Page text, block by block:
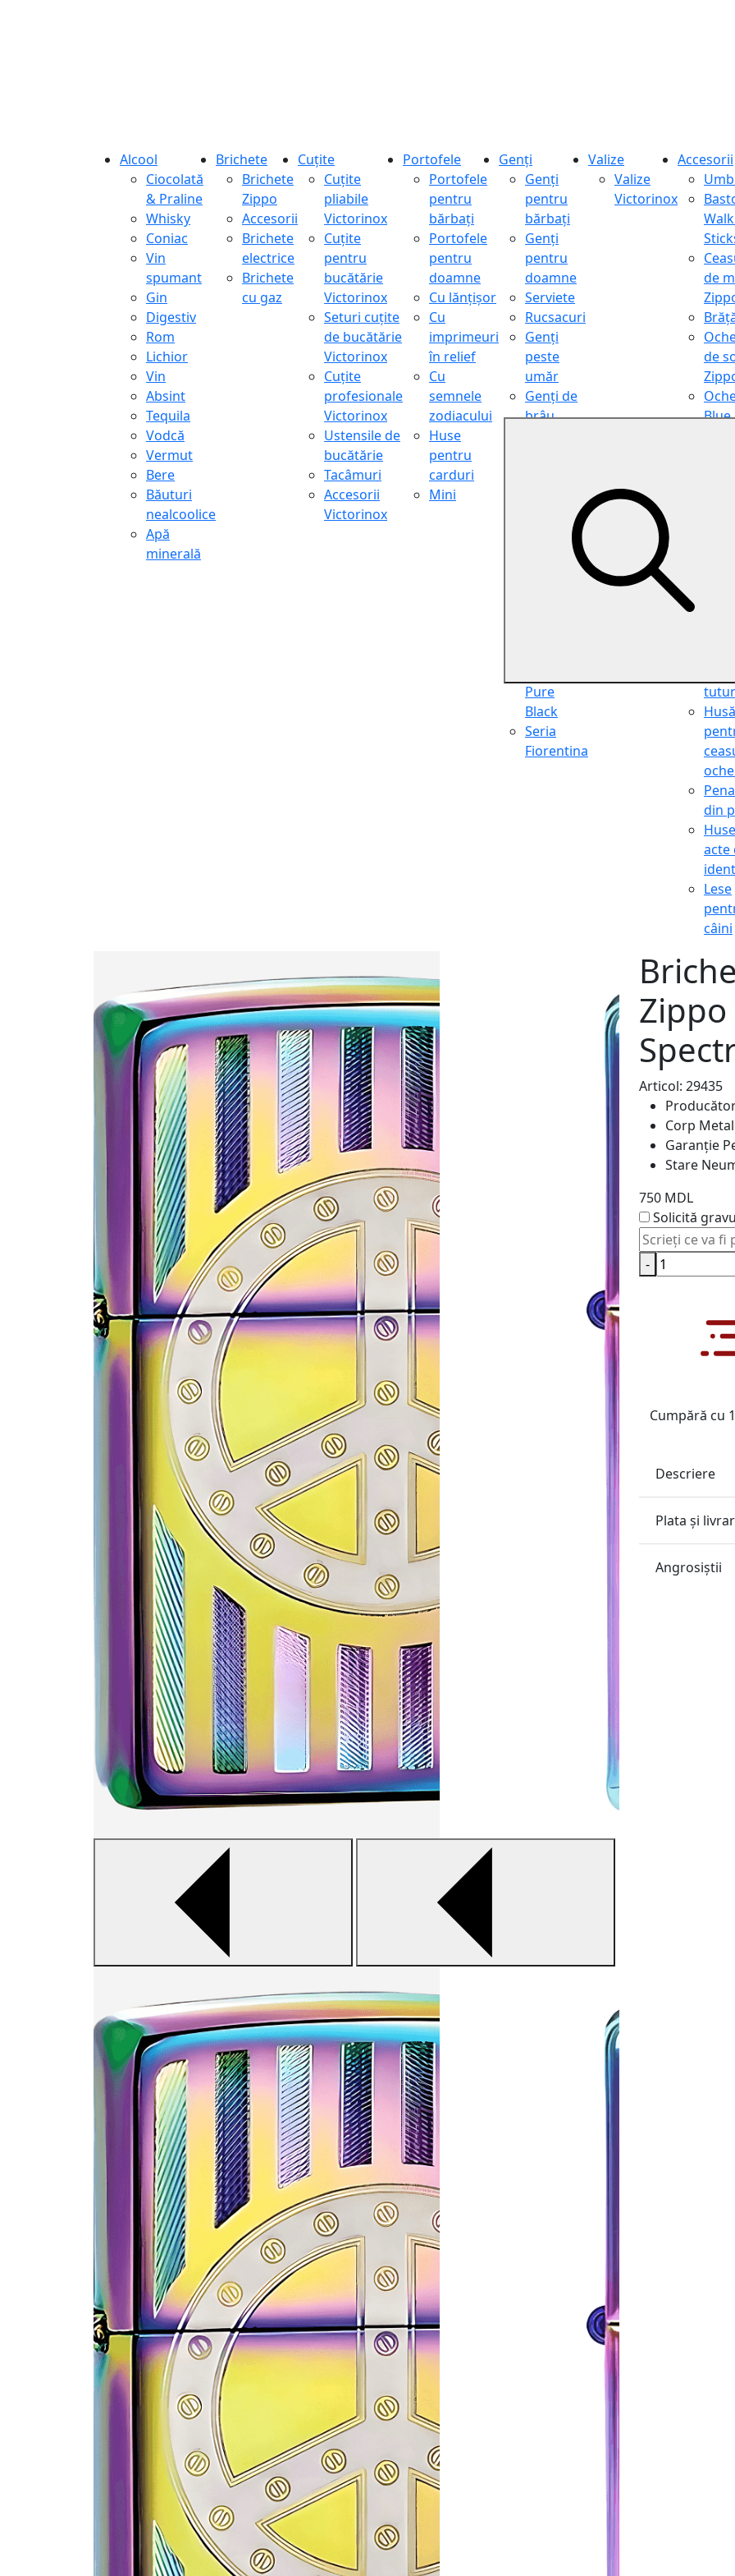
Alcool
Ciocolată
& Praline
Whisky
Coniac
Vin
spumant
Gin
Digestiv
Rom
Lichior
Vin
Absint
Tequila
Vodcă
Vermut
Bere
Băuturi
nealcoolice
Apă
minerală
Brichete
Brichete
Zippo
Accesorii
Brichete
electrice
Brichete
cu gaz
Cuțite
Cuțite
pliabile
Victorinox
Cuțite
pentru
bucătărie
Victorinox
Seturi cuțite
de bucătărie
Victorinox
Cuțite
profesionale
Victorinox
Ustensile de
bucătărie
Tacâmuri
Accesorii
Victorinox
Portofele
Portofele
pentru
bărbați
Portofele
pentru
doamne
Cu lănțișor
Cu
imprimeuri
în relief
Cu
semnele
zodiacului
Huse
pentru
carduri
Mini
Genți
Genți
pentru
bărbați
Genți
pentru
doamne
Serviete
Rucsacuri
Genți
peste
umăr
Genți de
brâu
cosmetice
Pure
Black
Seria
Fiorentina
Valize
Valize
Victorinox
Accesorii
de
de
Blue
Husă
din
Huse
acte
Lese
câini
Zippo
Articol: 29435
Corp
Garanție
Stare
750 MDL
Solicită
-
Cumpără cu
Descriere
Plata și
Angrosiştii